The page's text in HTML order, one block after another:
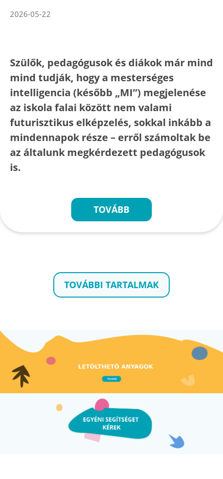
2026-05-22
Szülők, pedagógusok és diákok már mind
mind tudják, hogy a mesterséges
intelligencia (később „MI”) megjelenése
az iskola falai között nem valami
futurisztikus elképzelés, sokkal inkább a
mindennapok része – erről számoltak be
az általunk megkérdezett pedagógusok
is.
TOVÁBB
TOVÁBBI TARTALMAK